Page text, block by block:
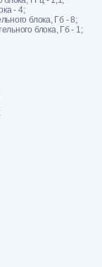
- 4;
блока, Гб - 8;
блока, Гб - 1;